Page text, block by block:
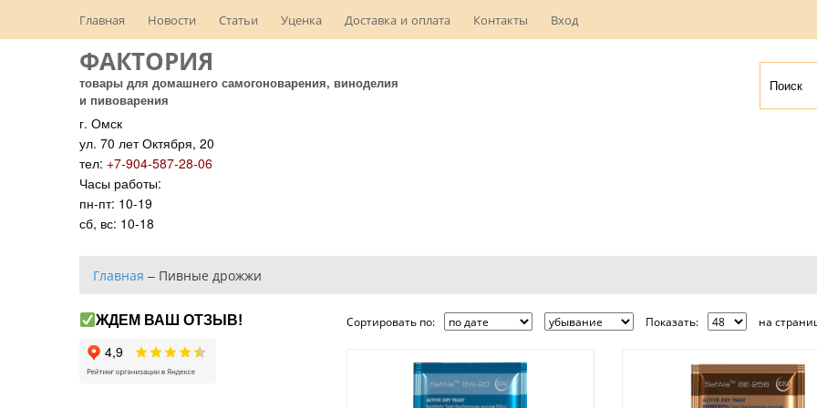
Главная Новости Статьи Уценка Доставка и оплата Контакты Вход
ФАКТОРИЯ
товары для домашнего самогоноварения, виноделия
и пивоварения
г. Омск
ул. 70 лет Октября, 20
тел: +7-904-587-28-06
Часы работы:
пн-пт: 10-19
сб, вс: 10-18
Главная – Пивные дрожжи
Сортировать по: Показать: на
ЖДЕМ ВАШ ОТЗЫВ!